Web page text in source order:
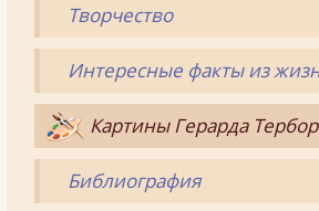
Творчество
Интересные факты из
Картины Герарда
Библиография